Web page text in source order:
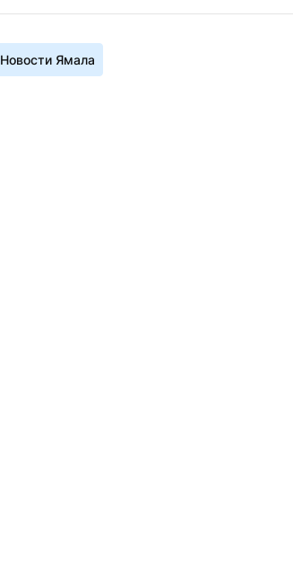
Новости Ямала